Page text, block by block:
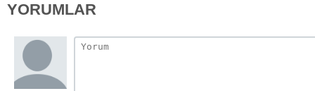
YORUMLAR